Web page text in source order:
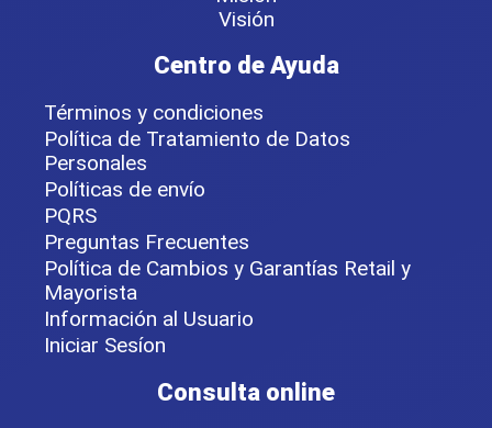
Visión
Centro de Ayuda
Términos y condiciones
Política de Tratamiento de Datos
Personales
Políticas de envío
PQRS
Preguntas Frecuentes
Política de Cambios y Garantías Retail y
Mayorista
Información al Usuario
Iniciar Sesíon
Consulta online